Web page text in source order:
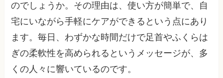
のでしょうか。その理由は、使い方が簡単で、自
宅にいながら手軽にケアができるという点にあり
ます。毎日、わずかな時間だけで足首やふくらは
ぎの柔軟性を高められるというメッセージが、多
くの人々に響いているのです。